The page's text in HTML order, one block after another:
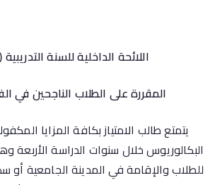
اللائحة الداخلية للسنة التدريبية
المقررة على الطلاب الناجحين في
يتمتع طالب الامتياز بكافة المزايا
البكالوريوس خلال سنوات الدراسة الأربعة
للطلاب والإقامة في المدينة الجامعية أو